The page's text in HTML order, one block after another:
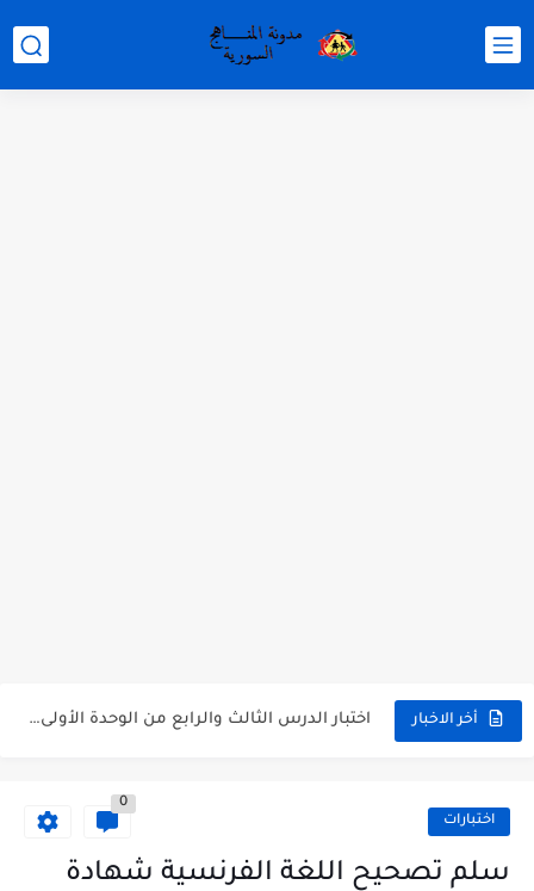
أخر الاخبار اختبار الدرس الثالث والرابع من الوحدة الأولى مع الحل في...
سلم تصحيح مادة اللغة العربية لشهادة التعليم الاساسي والاعدادية الشرعية... اختبارات
0
سلم تصحيح اللغة الفرنسية شهادة